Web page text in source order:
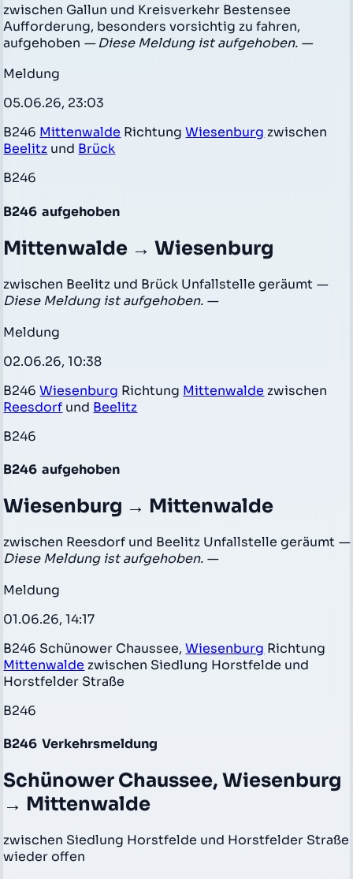
zwischen Gallun und Kreisverkehr Bestensee
Aufforderung, besonders vorsichtig zu fahren,
aufgehoben — Diese Meldung ist aufgehoben. —
Meldung
05.06.26, 23:03
B246 Mittenwalde RichtungWiesenburg zwischen
Beelitz und Brück
B246
B246 aufgehoben
Mittenwalde → Wiesenburg
zwischen Beelitz und Brück Unfallstelle geräumt —
Diese Meldung ist aufgehoben. —
Meldung
02.06.26, 10:38
B246Wiesenburg Richtung Mittenwalde zwischen
Reesdorf und Beelitz
B246
B246 aufgehoben
Wiesenburg → Mittenwalde
zwischen Reesdorf und Beelitz Unfallstelle geräumt —
Diese Meldung ist aufgehoben. —
Meldung
01.06.26, 14:17
B246 Schünower Chaussee,Wiesenburg Richtung
Mittenwalde zwischen Siedlung Horstfelde und
Horstfelder Straße
B246
B246 Verkehrsmeldung
Schünower Chaussee, Wiesenburg
→ Mittenwalde
zwischen Siedlung Horstfelde und Horstfelder Straße
wieder offen